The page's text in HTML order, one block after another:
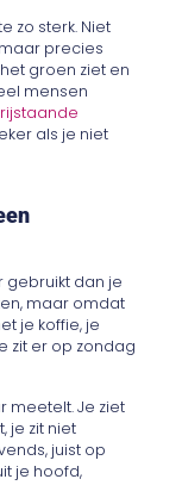
zo sterk. Niet
precies
groen ziet en
mensen
als je niet
gebruikt dan je
maar omdat
je koffie, je
zit er op zondag
meetelt. Je ziet
je zit niet
juist op
je hoofd,